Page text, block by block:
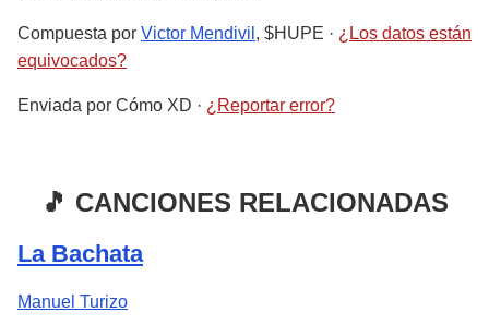
Compuesta por Victor Mendivil , $HUPE · ¿Los datos están
equivocados?
Enviada por Cómo XD · ¿Reportar error?
🎵 CANCIONES RELACIONADAS
La Bachata
Manuel Turizo